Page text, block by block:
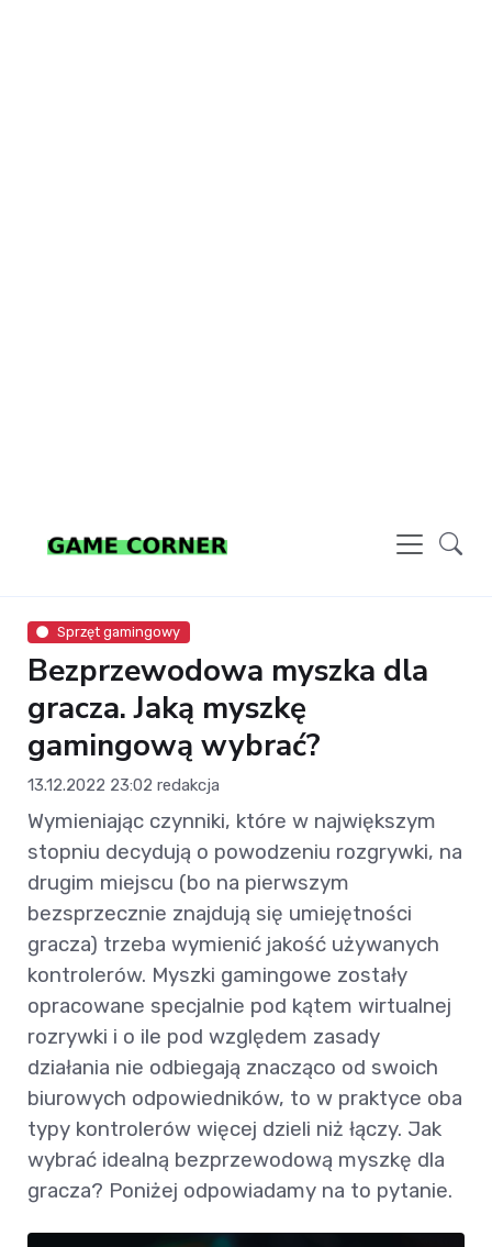
Sprzęt gamingowy
Bezprzewodowa myszka dla
gracza. Jaką myszkę
gamingową wybrać?
13.12.2022 23:02 redakcja
Wymieniając czynniki, które w największym
stopniu decydują o powodzeniu rozgrywki, na
drugim miejscu (bo na pierwszym
bezsprzecznie znajdują się umiejętności
gracza) trzeba wymienić jakość używanych
kontrolerów. Myszki gamingowe zostały
opracowane specjalnie pod kątem wirtualnej
rozrywki i o ile pod względem zasady
działania nie odbiegają znacząco od swoich
biurowych odpowiedników, to w praktyce oba
typy kontrolerów więcej dzieli niż łączy. Jak
wybrać idealną bezprzewodową myszkę dla
gracza? Poniżej odpowiadamy na to pytanie.